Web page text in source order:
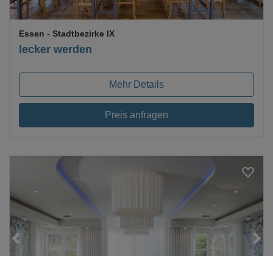
lecker werden
Essen - Stadtbezirke IX
Mehr Details
Preis anfragen